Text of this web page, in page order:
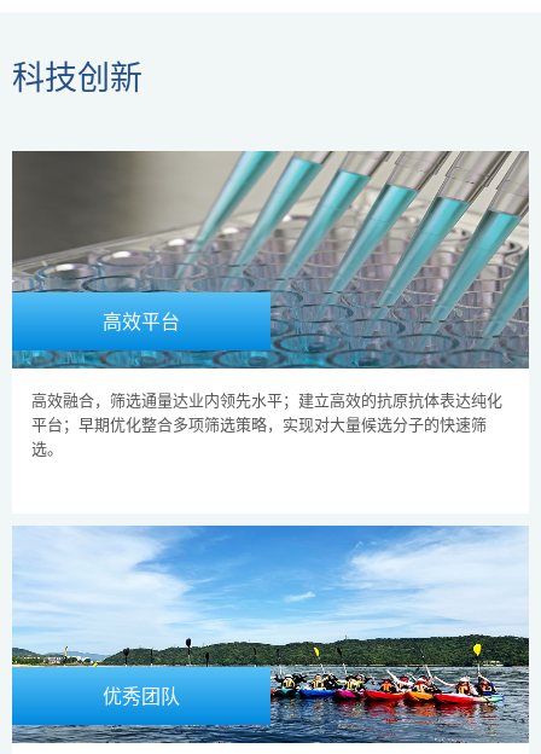
科技创新
高效平台
高效融合，筛选通量达业内领先水平；建立高效的抗原抗体表达纯化
平台；早期优化整合多项筛选策略，实现对大量候选分子的快速筛
选。
优秀团队